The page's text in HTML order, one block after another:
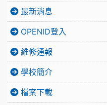
最新消息
OPENID登入
維修通報
學校簡介
檔案下載